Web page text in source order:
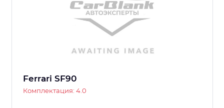
Ferrari SF90
Комплектация: 4.0